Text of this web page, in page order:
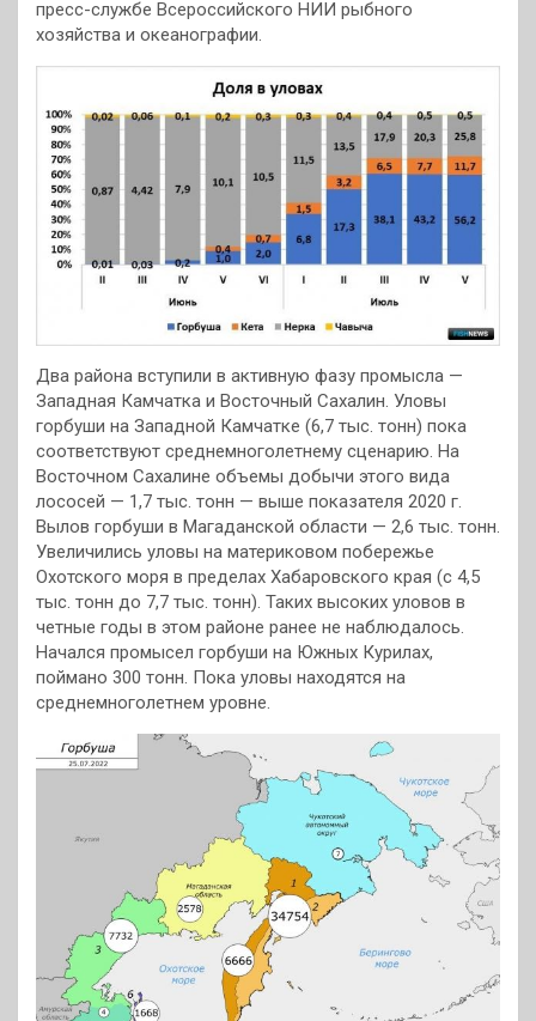
пресс-службе Всероссийского НИИ рыбного
хозяйства и океанографии.
Два района вступили в активную фазу промысла —
Западная Камчатка и Восточный Сахалин. Уловы
горбуши на Западной Камчатке (6,7 тыс. тонн) пока
соответствуют среднемноголетнему сценарию. На
Восточном Сахалине объемы добычи этого вида
лососей — 1,7 тыс. тонн — выше показателя 2020 г.
Вылов горбуши в Магаданской области — 2,6 тыс. тонн.
Увеличились уловы на материковом побережье
Охотского моря в пределах Хабаровского края (с 4,5
тыс. тонн до 7,7 тыс. тонн). Таких высоких уловов в
четные годы в этом районе ранее не наблюдалось.
Начался промысел горбуши на Южных Курилах,
поймано 300 тонн. Пока уловы находятся на
среднемноголетнем уровне.